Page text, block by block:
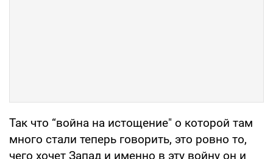
Так что “война на истощение" о которой там
много стали теперь говорить, это ровно то,
чего хочет Запад и именно в эту войну он и